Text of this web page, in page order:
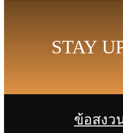
STAY
ข้อสงว